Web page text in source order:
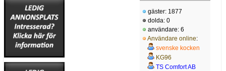
gäster: 1877
dolda: 0
användare: 6
Användare online:
svenske kocken
KG96
TS Comfort AB